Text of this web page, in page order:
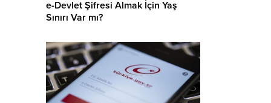
e-Devlet Şifresi Almak İçin Yaş
Sınırı Var mı?